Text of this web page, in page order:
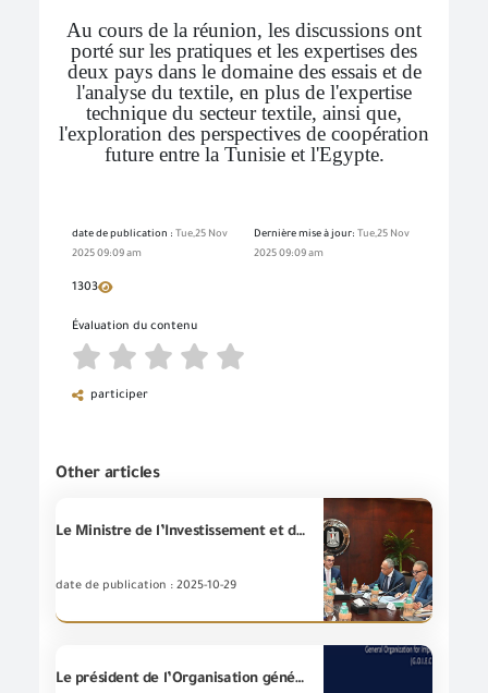
Au cours de la réunion, les discussions ont
porté sur les pratiques et les expertises des
deux pays dans le domaine des essais et de
l'analyse du textile, en plus de l'expertise
technique du secteur textile, ainsi que,
l'exploration des perspectives de coopération
future entre la Tunisie et l'Egypte.
date de publication : Tue,25 Nov
2025 09:09 am
Dernière mise à jour: Tue,25 Nov
2025 09:09 am
1303
Évaluation du contenu
participer
Other articles
Le Ministre de l’Investissement et du Commerce Extérieur tient une réunion approfondie avec le Chef de la Fédération générale des chambres de commerce et les chefs d’un certain nombre des entités compétentes pour passer en revue les efforts déployés par l’État pour développer le système de dédouanement et faciliter le mouvement des exportations et des importations.
date de publication : 2025-10-29
Le président de l’Organisation générale de contrôle des exportations et des importations approuve l'enregistrement des deux premières sociétés dans le système source agréé dans le cadre des accords euro-méditerranéens de l'Organisation.